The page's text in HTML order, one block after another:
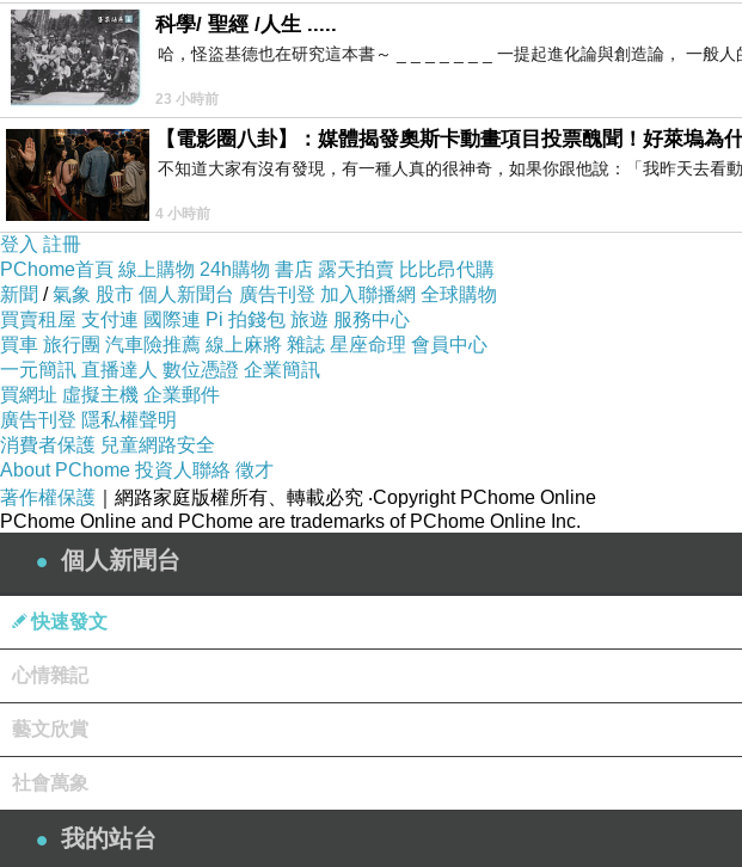
一到太麻里馬上就被超級無敵海景給吸引
海水正藍哪～
科學/ 聖經 /人生 .....
哈，怪盜基德也在研究這本書～ _ _ _ _ _ _ _ 一提起進化論與創造論， 一般
23 小時前
【電影圈八卦】：媒體揭發奧斯卡動畫項目投票醜聞！好萊塢為
不知道大家有沒有發現，有一種人真的很神奇，如果你跟他說：「我昨天去看
4 小時前
登入 註冊
PChome首頁 線上購物 24h購物 書店 露天拍賣 比比昂代購
新聞 /氣象 股市 個人新聞台 廣告刊登 加入聯播網 全球購物
買賣租屋 支付連 國際連 Pi 拍錢包 旅遊 服務中心
買車 旅行團 汽車險推薦 線上麻將 雜誌 星座命理 會員中心
一元簡訊 直播達人 數位憑證 企業簡訊
買網址 虛擬主機 企業郵件
廣告刊登 隱私權聲明
消費者保護 兒童網路安全
About PChome 投資人聯絡 徵才
著作權保護 ｜網路家庭版權所有、轉載必究 ‧Copyright PChome Online
PChome Online and PChome are trademarks of PChome Online Inc.
個人新聞台
快速發文
心情雜記
藝文欣賞
社會萬象
我的站台